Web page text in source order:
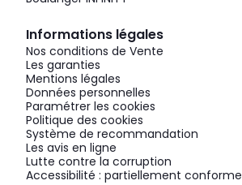
Informations légales
Nos conditions de Vente
Les garanties
Mentions légales
Données personnelles
Paramétrer les cookies
Politique des cookies
Système de recommandation
Les avis en ligne
Lutte contre la corruption
Accessibilité : partiellement conforme